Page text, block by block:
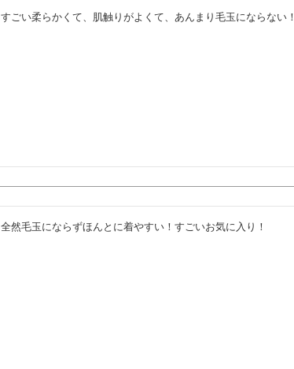
すごい柔らかくて、肌触りがよくて、あんまり毛玉にならない！
全然毛玉にならずほんとに着やすい！すごいお気に入り！